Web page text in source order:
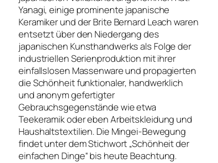
Yanagi, einige prominente japanische
Keramiker und der Brite Bernard Leach waren
entsetzt über den Niedergang des
japanischen Kunsthandwerks als Folge der
industriellen Serienproduktion mit ihrer
einfallslosen Massenware und propagierten
die Schönheit funktionaler, handwerklich
und anonym gefertigter
Gebrauchsgegenstände wie etwa
Teekeramik oder eben Arbeitskleidung und
Haushaltstextilien. Die Mingei-Bewegung
findet unter dem Stichwort „Schönheit der
einfachen Dinge“ bis heute Beachtung.